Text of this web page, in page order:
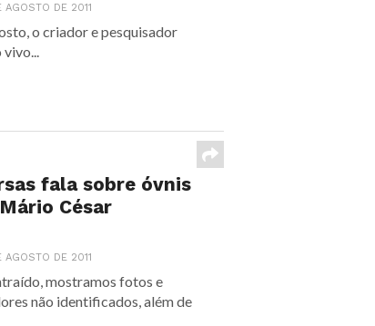
AGOSTO DE 2011
o criador e pesquisador
vivo...
fala sobre óvnis
César
AGOSTO DE 2011
mostramos fotos e
não identificados, além de